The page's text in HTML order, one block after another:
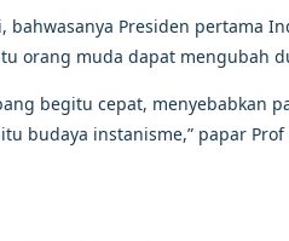
bahwasanya Presiden pertama
orang muda dapat mengubah
begitu cepat, menyebabkan
budaya instanisme,” papar Prof